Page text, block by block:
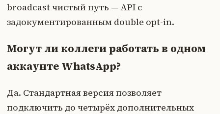
broadcast чистый путь — API с
задокументированным double opt-in.
Могут ли коллеги работать в одном
аккаунте WhatsApp?
Да. Стандартная версия позволяет
подключить до четырёх дополнительных